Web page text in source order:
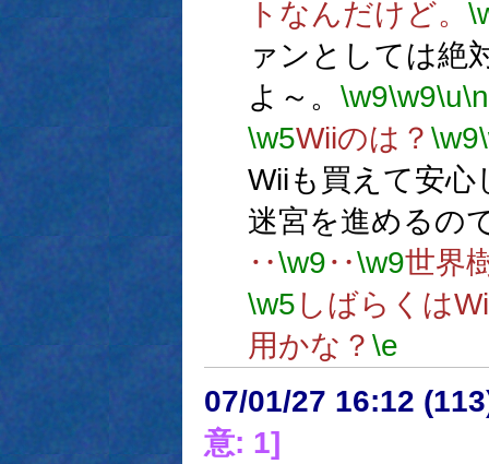
トなんだけど。
ァンとしては絶
よ～。 \w9\w9\u\n
\w5Wiiのは？ \w9
Wiiも買えて安
迷宮を進めるの
‥\w9‥\w9世界
\w5 しばらくは
用かな？ \e
07/01/27 16:12
意: 1]